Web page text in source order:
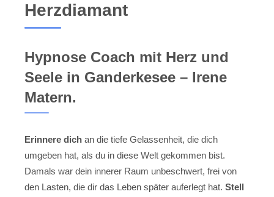
Herzdiamant
Hypnose Coach mit Herz und
Seele in Ganderkesee – Irene
Matern.
Erinnere dich an die tiefe Gelassenheit, die dich
umgeben hat, als du in diese Welt gekommen bist.
Damals war dein innerer Raum unbeschwert, frei von
den Lasten, die dir das Leben später auferlegt hat. Stell